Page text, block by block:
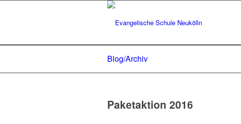
Blog/Archiv
Paketaktion 2016